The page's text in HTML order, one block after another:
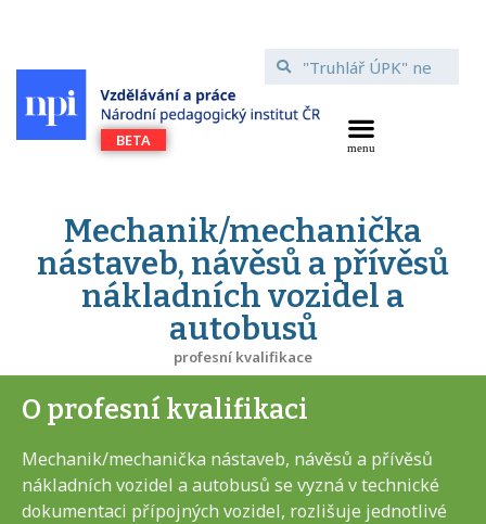
Mechanik/mechanička
nástaveb, návěsů a přívěsů
nákladních vozidel a
autobusů
profesní kvalifikace
O profesní kvalifikaci
Mechanik/mechanička nástaveb, návěsů a přívěsů
nákladních vozidel a autobusů se vyzná v technické
dokumentaci přípojných vozidel, rozlišuje jednotlivé